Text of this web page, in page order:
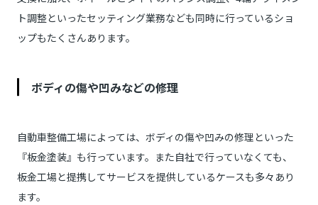
ト調整といったセッティング業務なども同時に行っているショ
ップもたくさんあります。
ボディの傷や凹みなどの修理
自動車整備工場によっては、ボディの傷や凹みの修理といった
『板金塗装』も行っています。また自社で行っていなくても、
板金工場と提携してサービスを提供しているケースも多々あり
ます。